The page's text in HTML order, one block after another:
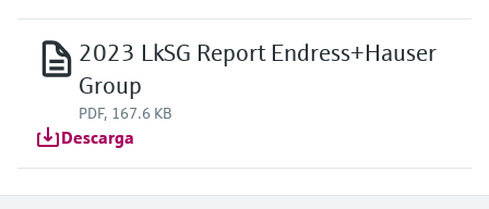
2023 LkSG Report Endress+Hauser
Group
PDF, 167.6 KB
Descarga